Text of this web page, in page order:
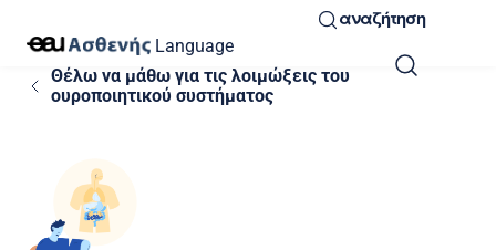
Language
αναζήτηση
Θέλω να μάθω για τις λοιμώξεις του
ουροποιητικού συστήματος